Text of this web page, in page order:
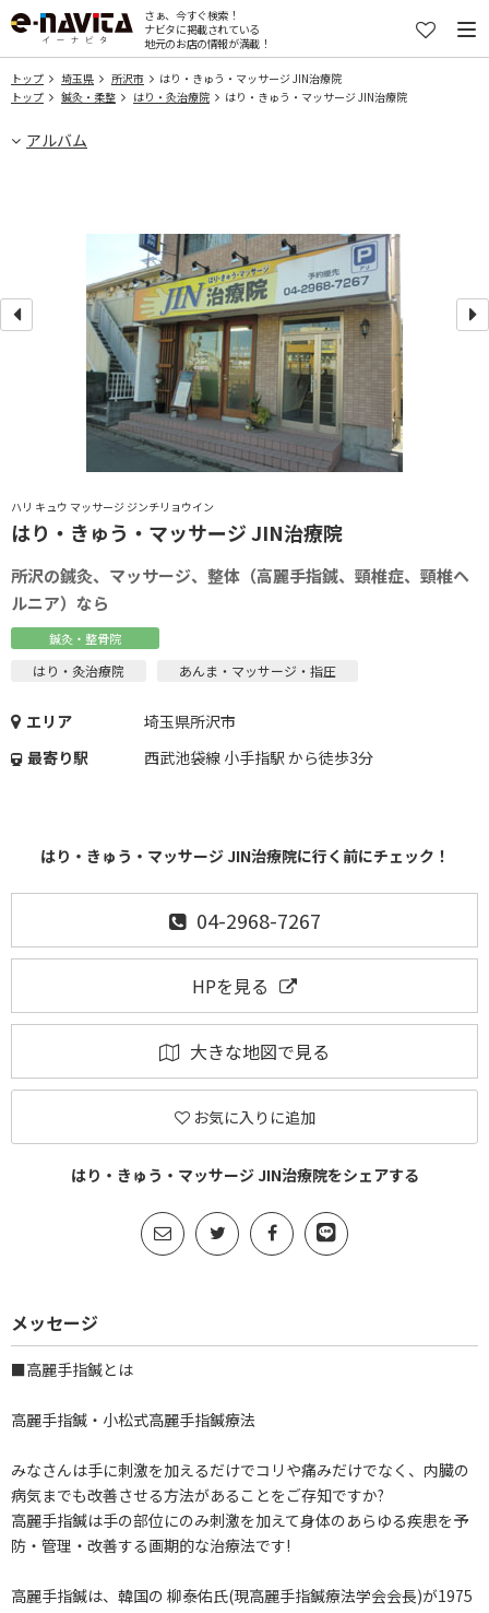
さぁ、今すぐ検索！
ナビタに掲載されている
地元のお店の情報が満載！
トップ 埼玉県 所沢市
はり・きゅう・マッサージ JIN治療院
トップ
鍼灸・柔整 はり・灸治療院 はり・きゅう・マッサージ JIN治療院
アルバム
ハリ キュウ マッサージ ジンチリョウイン
はり・きゅう・マッサージ JIN治療院
所沢の鍼灸、マッサージ、整体（高麗手指鍼、頸椎症、頸椎ヘ
ルニア）なら
鍼灸・整骨院
はり・灸治療院 あんま・マッサージ・指圧
エリア
埼玉県所沢市
最寄り駅
西武池袋線 小手指駅 から徒歩3分
はり・きゅう・マッサージ JIN治療院に行く前にチェック！
04-2968-7267
HPを見る
大きな地図で見る
お気に入りに追加
はり・きゅう・マッサージ JIN治療院をシェアする
メッセージ
■高麗手指鍼とは
高麗手指鍼・小松式高麗手指鍼療法
みなさんは手に刺激を加えるだけでコリや痛みだけでなく、内臓の
病気までも改善させる方法があることをご存知ですか?
高麗手指鍼は手の部位にのみ刺激を加えて身体のあらゆる疾患を予
防・管理・改善する画期的な治療法です!
高麗手指鍼は、韓国の 柳泰佑氏(現高麗手指鍼療法学会会長)が1975